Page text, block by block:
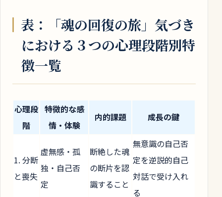
表：「魂の回復の旅」気づき
における３つの心理段階別特
徴一覧
心理段
階
特徴的な感
情・体験
内的課題 成長の鍵
1. 分断
と喪失
虚無感・孤
独・自己否
定
断絶した魂
の断片を認
識すること
無意識の自己否
定を逆説的自己
対話で受け入れ
る